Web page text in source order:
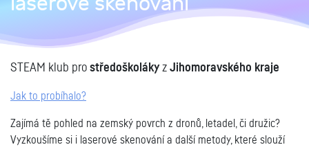
STEAM klub pro středoškolákyz Jihomoravského kraje
Jak to probíhalo?
Zajímá tě pohled na zemský povrch z dronů, letadel, či družic?
Vyzkoušíme si i laserové skenování a další metody, které slouží